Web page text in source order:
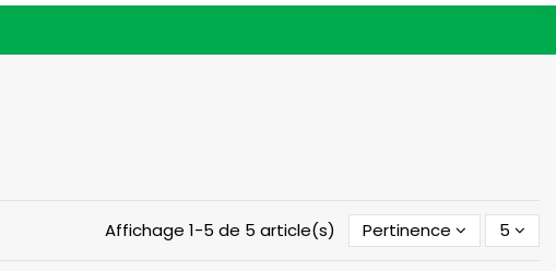
Affichage 1-5 de 5 article(s) Pertinence 5